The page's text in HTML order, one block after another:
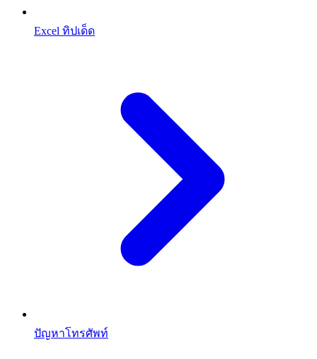
Excel ทิปเด็ด
ปัญหาโทรศัพท์